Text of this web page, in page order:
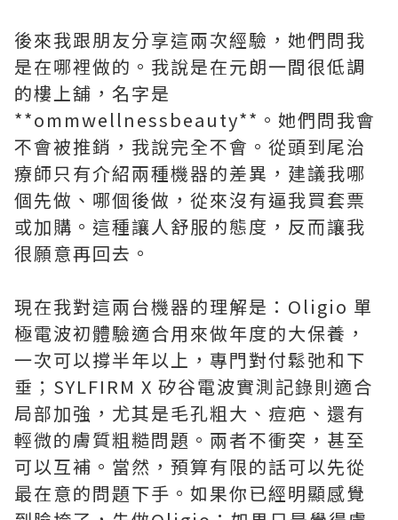
後來我跟朋友分享這兩次經驗，她們問我
是在哪裡做的。我說是在元朗一間很低調
的樓上舖，名字是
**ommwellnessbeauty**。她們問我會
不會被推銷，我說完全不會。從頭到尾治
療師只有介紹兩種機器的差異，建議我哪
個先做、哪個後做，從來沒有逼我買套票
或加購。這種讓人舒服的態度，反而讓我
很願意再回去。
現在我對這兩台機器的理解是：Oligio 單
極電波初體驗適合用來做年度的大保養，
一次可以撐半年以上，專門對付鬆弛和下
垂；SYLFIRM X 矽谷電波實測記錄則適合
局部加強，尤其是毛孔粗大、痘疤、還有
輕微的膚質粗糙問題。兩者不衝突，甚至
可以互補。當然，預算有限的話可以先從
最在意的問題下手。如果你已經明顯感覺